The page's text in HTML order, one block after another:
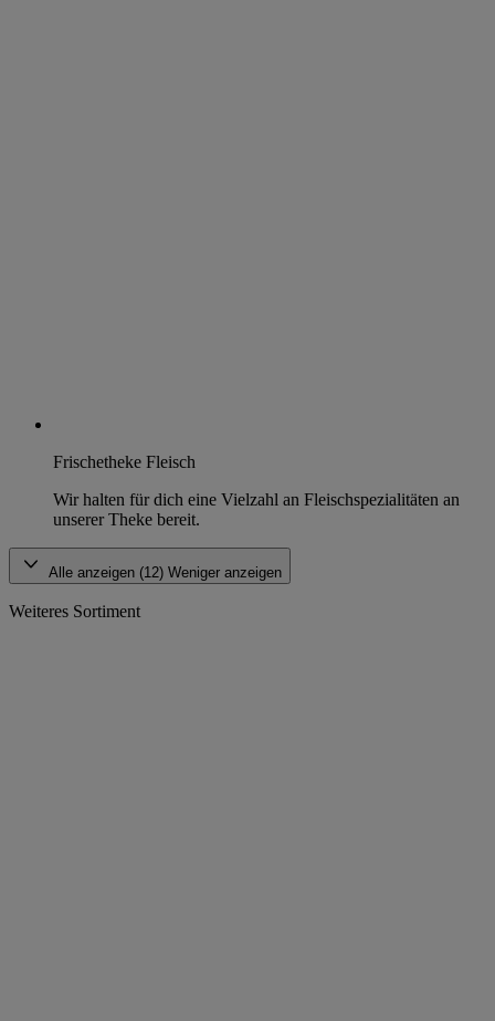
Frischetheke Fleisch
Wir halten für dich eine Vielzahl an Fleischspezialitäten an
unserer Theke bereit.
Alle anzeigen (12) Weniger anzeigen
Weiteres Sortiment